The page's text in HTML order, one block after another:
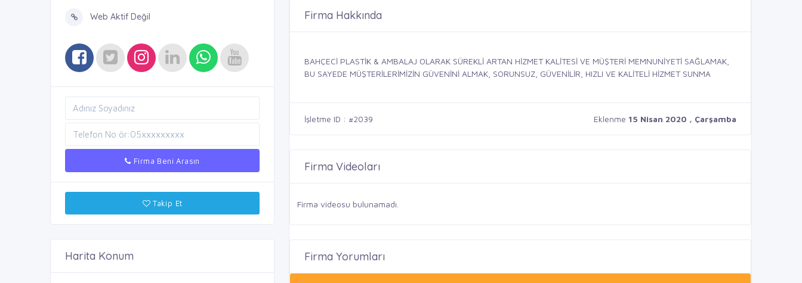
Web Aktif Değil
Firma Beni Arasın
Takip Et
Harita Konum
Firma Hakkında
BAHÇECİ PLASTİK & AMBALAJ OLARAK SÜREKLİ ARTAN HİZMET KALİTESİ VE MÜŞTERİ MEMNUNİYETİ SAĞLAMAK,
BU SAYEDE MÜŞTERİLERİMİZİN GÜVENİNİ ALMAK, SORUNSUZ, GÜVENİLİR, HIZLI VE KALİTELİ HİZMET SUNMA
İşletme ID : #2039 Eklenme 15 Nisan 2020 , Çarşamba
Firma Videoları
Firma videosu bulunamadı.
Firma Yorumları